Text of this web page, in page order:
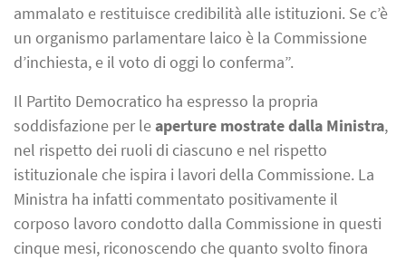
ammalato e restituisce credibilità alle istituzioni. Se c’è
un organismo parlamentare laico è la Commissione
d’inchiesta, e il voto di oggi lo conferma”.
Il Partito Democratico ha espresso la propria
soddisfazione per leaperture mostrate dalla Ministra,
nel rispetto dei ruoli di ciascuno e nel rispetto
istituzionale che ispira i lavori della Commissione. La
Ministra ha infatti commentato positivamente il
corposo lavoro condotto dalla Commissione in questi
cinque mesi, riconoscendo che quanto svolto finora